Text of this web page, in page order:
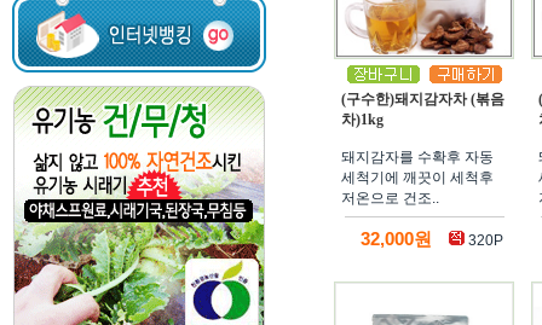
(구수한)돼지감자차 (볶음
차)1kg
돼지감자를 수확후 자동
세척기에 깨끗이 세척후
저온으로 건조..
32,000원 320P